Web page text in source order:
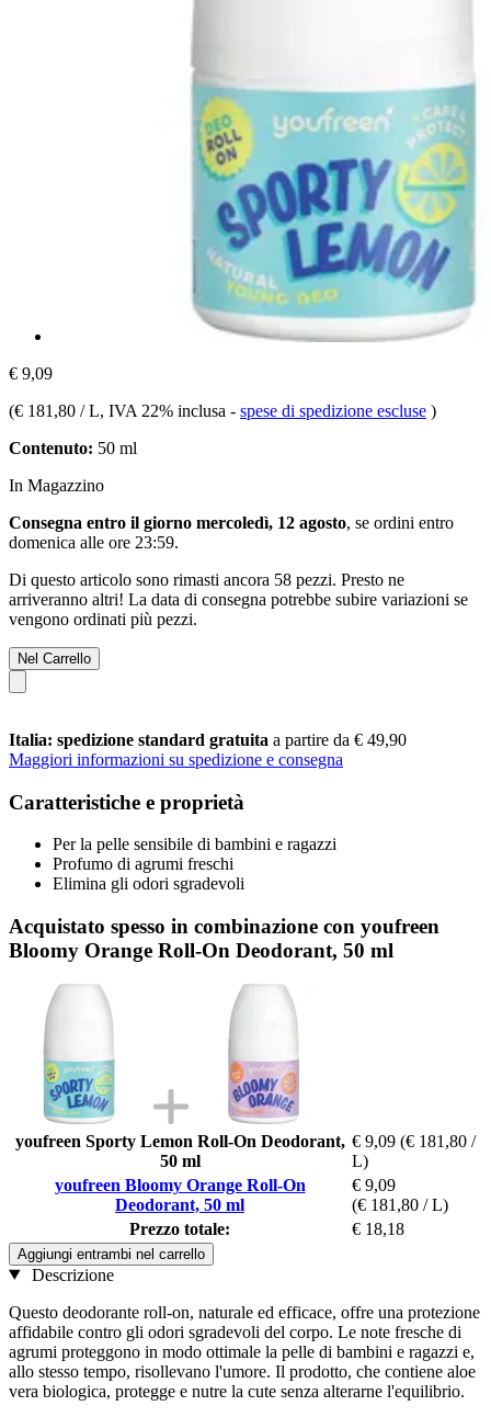
€ 9,09
(€ 181,80 / L, IVA 22% inclusa - spese di spedizione escluse )
Contenuto: 50 ml
In Magazzino
Consegna entro il giorno mercoledì, 12 agosto, se ordini entro
domenica alle ore 23:59.
Di questo articolo sono rimasti ancora 58 pezzi. Presto ne
arriveranno altri! La data di consegna potrebbe subire variazioni se
vengono ordinati più pezzi.
Nel Carrello
Italia: spedizione standard gratuita a partire da € 49,90
Maggiori informazioni su spedizione e consegna
Caratteristiche e proprietà
Per la pelle sensibile di bambini e ragazzi
Profumo di agrumi freschi
Elimina gli odori sgradevoli
Acquistato spesso in combinazione con youfreen
Bloomy Orange Roll-On Deodorant, 50 ml
youfreen Sporty Lemon Roll-On Deodorant,
50 ml
€ 9,09 (€ 181,80 /
L)
youfreen Bloomy Orange Roll-On
Deodorant, 50 ml
€ 9,09
(€ 181,80 / L)
Prezzo totale:
€ 18,18
Aggiungi entrambi nel carrello
Descrizione
Questo deodorante roll-on, naturale ed efficace, offre una protezione
affidabile contro gli odori sgradevoli del corpo. Le note fresche di
agrumi proteggono in modo ottimale la pelle di bambini e ragazzi e,
allo stesso tempo, risollevano l'umore. Il prodotto, che contiene aloe
vera biologica, protegge e nutre la cute senza alterarne l'equilibrio.